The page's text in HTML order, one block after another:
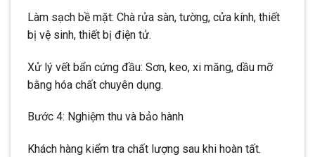
Làm sạch bề mặt: Chà rửa sàn, tường, cửa kính, thiết
bị vệ sinh, thiết bị điện tử.
Xử lý vết bẩn cứng đầu: Sơn, keo, xi măng, dầu mỡ
bằng hóa chất chuyên dụng.
Bước 4: Nghiệm thu và bảo hành
Khách hàng kiểm tra chất lượng sau khi hoàn tất.